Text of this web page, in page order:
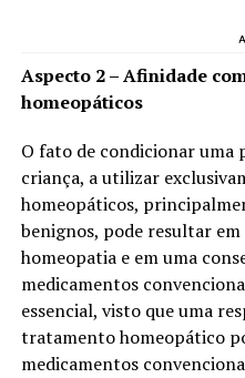
Aspecto 2 – Afinidade
homeopáticos
O fato de condicionar uma
criança, a utilizar
homeopáticos,
benignos, pode resultar em
homeopatia e em uma
medicamentos
essencial, visto que uma
tratamento homeopático
medicamentos